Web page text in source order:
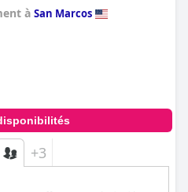
à San Marcos
+3